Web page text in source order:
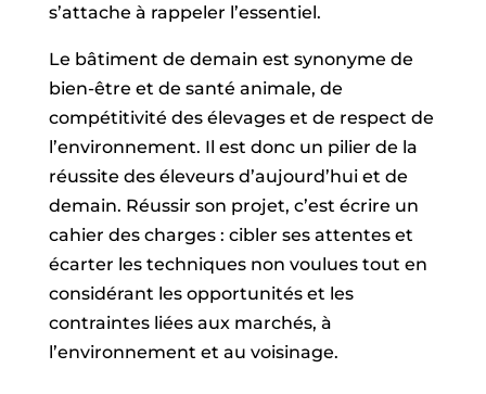
s’attache à rappeler l’essentiel.
Le bâtiment de demain est synonyme de
bien-être et de santé animale, de
compétitivité des élevages et de respect de
l’environnement. Il est donc un pilier de la
réussite des éleveurs d’aujourd’hui et de
demain. Réussir son projet, c’est écrire un
cahier des charges : cibler ses attentes et
écarter les techniques non voulues tout en
considérant les opportunités et les
contraintes liées aux marchés, à
l’environnement et au voisinage.